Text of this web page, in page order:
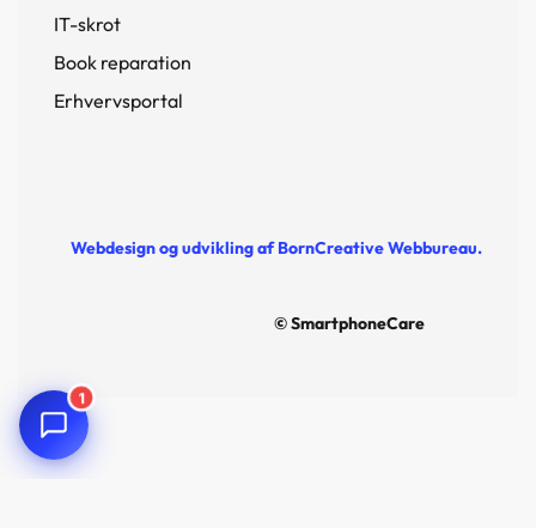
IT-skrot
Book reparation
Erhvervsportal
Webdesign og udvikling af BornCreative Webbureau.
© SmartphoneCare
1